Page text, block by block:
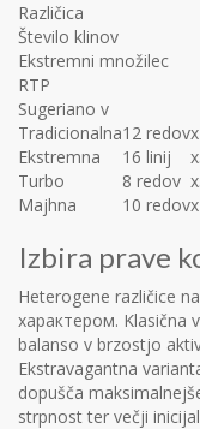
Različica
Število klinov
Ekstremni množilec
RTP
Sugeriano v
Tradicionalna12 redov
Ekstremna
16 linij
Turbo
8 redov
Majhna
10 redov
Izbira prave
Heterogene različice
характером. Klasična
balanso v brzostjo
Ekstravagantna
dopušča
strpnost ter večji